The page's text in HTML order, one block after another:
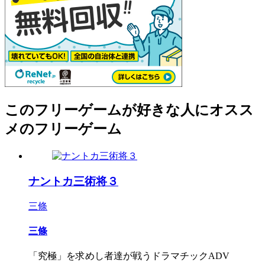
このフリーゲームが好きな人にオスス
メのフリーゲーム
ナントカ三術将３
三條
三條
「究極」を求めし者達が戦うドラマチックADV